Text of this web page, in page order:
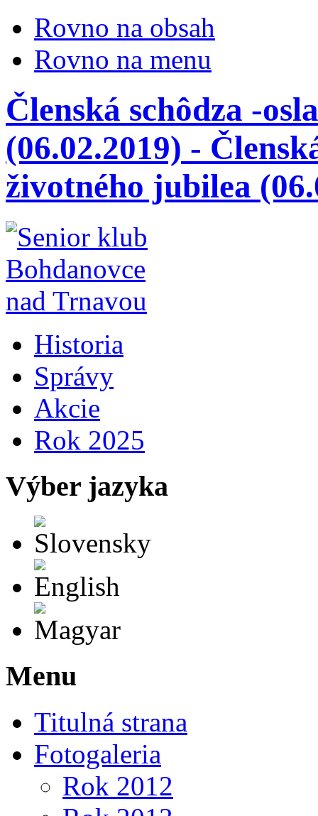
Rovno na obsah
Rovno na menu
Členská schôdza -
(06.02.2019) -
životného jubilea
Historia
Správy
Akcie
Rok 2025
Výber jazyka
Menu
Titulná strana
Fotogaleria
Rok 2012